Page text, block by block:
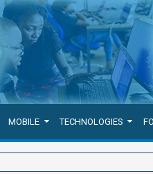
MOBILE TECHNOLOGIES